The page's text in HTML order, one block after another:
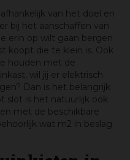
van het doel en
bij het aanschaffen van
erin op wilt gaan bergen
koopt die te klein is. Ook
houden met de
wil jij er elektrisch
Dan is het belangrijk
slot is het natuurlijk ook
met de beschikbare
wat m2 in beslag